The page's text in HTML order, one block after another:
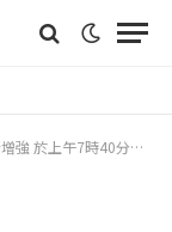
強，天氣漸轉不穩定，海有湧浪，狂風驟雨逐漸增多，部分地區雨勢較大。而受地形影響，部分高地可能短暫吹烈風。隨著該熱帶氣旋在週末期間（7月4日